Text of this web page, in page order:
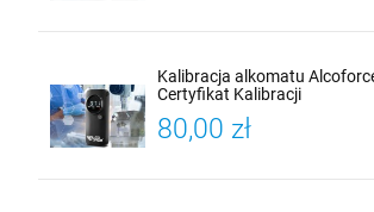
Kalibracja alkomatu
Certyfikat Kalibracji
80,00 zł